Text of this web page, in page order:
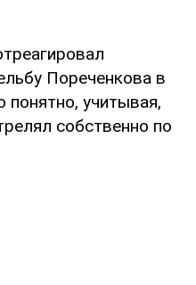
Пореченкова в
понятно, учитывая,
собственно по